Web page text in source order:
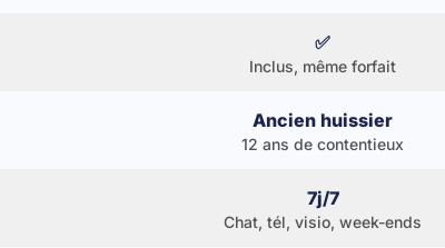
✅
Inclus, même forfait
Ancien huissier
12 ans de contentieux
7j/7
Chat, tél, visio, week-ends